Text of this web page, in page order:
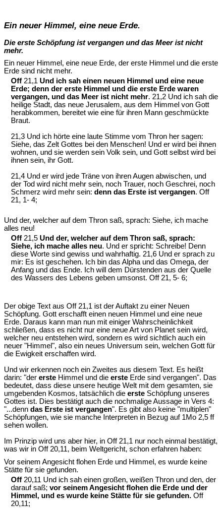
Ein neuer Himmel, eine neue Erde.
Die erste Schöpfung ist vergangen und das Meer ist nicht
mehr.
Ein neuer Himmel, eine neue Erde, der erste Himmel und die erste
Erde sind nicht mehr.
Off 21,1 Und ich sah einen neuen Himmel und eine neue
Erde; denn der erste Himmel und die erste Erde waren
vergangen, und das Meer ist nicht mehr. 21,2 Und ich sah die
heilige Stadt, das neue Jerusalem, aus dem Himmel von Gott
herabkommen, bereitet wie eine für ihren Mann geschmückte
Braut.
21,3 Und ich hörte eine laute Stimme vom Thron her sagen:
Siehe, das Zelt Gottes bei den Menschen! Und er wird bei ihnen
wohnen, und sie werden sein Volk sein, und Gott selbst wird bei
ihnen sein, ihr Gott.
21,4 Und er wird jede Träne von ihren Augen abwischen, und
der Tod wird nicht mehr sein, noch Trauer, noch Geschrei, noch
Schmerz wird mehr sein: denn das Erste ist vergangen. Off
21, 1- 4;
Und der, welcher auf dem Thron saß, sprach: Siehe, ich mache
alles neu!
Off 21,5 Und der, welcher auf dem Thron saß, sprach:
Siehe, ich mache alles neu. Und er spricht: Schreibe! Denn
diese Worte sind gewiss und wahrhaftig. 21,6 Und er sprach zu
mir: Es ist geschehen. Ich bin das Alpha und das Omega, der
Anfang und das Ende. Ich will dem Dürstenden aus der Quelle
des Wassers des Lebens geben umsonst. Off 21, 5- 6;
Der obige Text aus Off 21,1 ist der Auftakt zu einer Neuen
Schöpfung. Gott erschafft einen neuen Himmel und eine neue
Erde. Daraus kann man nun mit einiger Wahrscheinlichkeit
schließen, dass es nicht nur eine neue Art von Planet sein wird,
welcher neu entstehen wird, sondern es wird sichtlich auch ein
neuer "Himmel", also ein neues Universum sein, welchen Gott für
die Ewigkeit erschaffen wird.
Und wir erkennen noch ein Zweites aus diesem Text. Es heißt
darin: "der erste Himmel und die erste Erde sind vergangen". Das
bedeutet, dass diese unsere heutige Welt mit dem gesamten, sie
umgebenden Kosmos, tatsächlich die erste Schöpfung unseres
Gottes ist. Dies bestätigt auch die nochmalige Aussage in Vers 4:
"...denn das Erste ist vergangen". Es gibt also keine "multiplen"
Schöpfungen, wie sie manche Interpreten in Bezug auf 1Mo 2,5 ff
sehen wollen.
Im Prinzip wird uns aber hier, in Off 21,1 nur noch einmal bestätigt,
was wir in Off 20,11, beim Weltgericht, schon erfahren haben:
Vor seinem Angesicht flohen Erde und Himmel, es wurde keine
Stätte für sie gefunden.
Off 20,11 Und ich sah einen großen, weißen Thron und den, der
darauf saß; vor seinem Angesicht flohen die Erde und der
Himmel, und es wurde keine Stätte für sie gefunden. Off
20,11;